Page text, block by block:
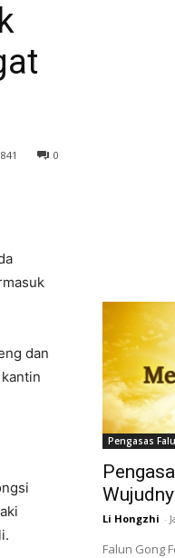
0
dan
Pengasas
Li Hongzhi -
Falun Gong